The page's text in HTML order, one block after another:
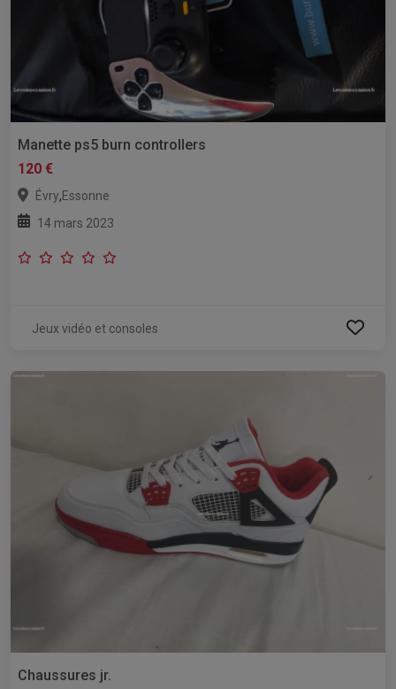
Manette ps5 burn controllers
120 €
Évry,Essonne
14 mars 2023
Jeux vidéo et consoles
Chaussures jr.